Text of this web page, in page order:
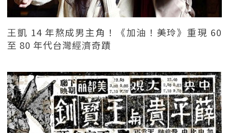
王凱 14 年熬成男主角！《加油！美玲》重現 60
至 80 年代台灣經濟奇蹟